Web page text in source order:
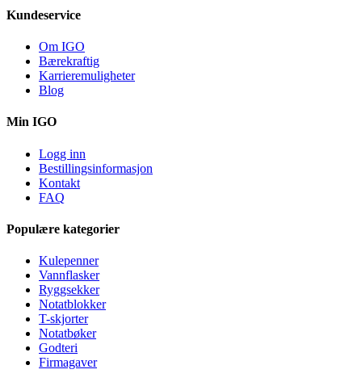
Kundeservice
Om IGO
Bærekraftig
Karrieremuligheter
Blog
Min IGO
Logg inn
Bestillingsinformasjon
Kontakt
FAQ
Populære kategorier
Kulepenner
Vannflasker
Ryggsekker
Notatblokker
T-skjorter
Notatbøker
Godteri
Firmagaver